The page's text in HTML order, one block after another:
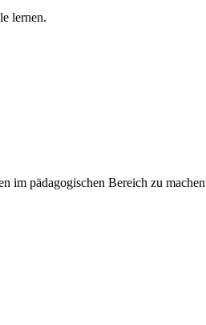
lernen.
im pädagogischen Bereich zu